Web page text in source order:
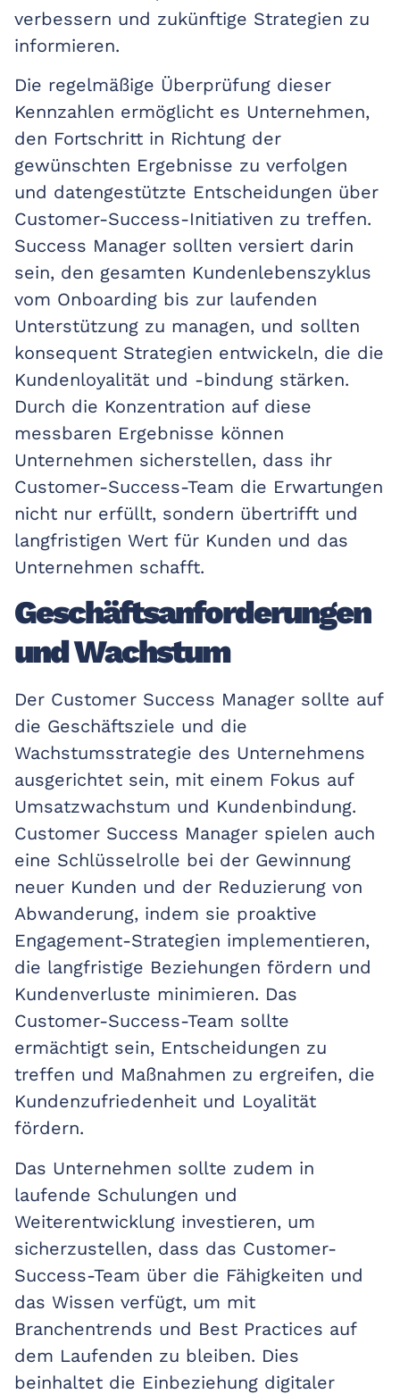
verbessern und zukünftige Strategien zu
informieren.
Die regelmäßige Überprüfung dieser
Kennzahlen ermöglicht es Unternehmen,
den Fortschritt in Richtung der
gewünschten Ergebnisse zu verfolgen
und datengestützte Entscheidungen über
Customer-Success-Initiativen zu treffen.
Success Manager sollten versiert darin
sein, den gesamten Kundenlebenszyklus
vom Onboarding bis zur laufenden
Unterstützung zu managen, und sollten
konsequent Strategien entwickeln, die die
Kundenloyalität und -bindung stärken.
Durch die Konzentration auf diese
messbaren Ergebnisse können
Unternehmen sicherstellen, dass ihr
Customer-Success-Team die Erwartungen
nicht nur erfüllt, sondern übertrifft und
langfristigen Wert für Kunden und das
Unternehmen schafft.
Geschäftsanforderungen
und Wachstum
Der Customer Success Manager sollte auf
die Geschäftsziele und die
Wachstumsstrategie des Unternehmens
ausgerichtet sein, mit einem Fokus auf
Umsatzwachstum und Kundenbindung.
Customer Success Manager spielen auch
eine Schlüsselrolle bei der Gewinnung
neuer Kunden und der Reduzierung von
Abwanderung, indem sie proaktive
Engagement-Strategien implementieren,
die langfristige Beziehungen fördern und
Kundenverluste minimieren. Das
Customer-Success-Team sollte
ermächtigt sein, Entscheidungen zu
treffen und Maßnahmen zu ergreifen, die
Kundenzufriedenheit und Loyalität
fördern.
Das Unternehmen sollte zudem in
laufende Schulungen und
Weiterentwicklung investieren, um
sicherzustellen, dass das Customer-
Success-Team über die Fähigkeiten und
das Wissen verfügt, um mit
Branchentrends und Best Practices auf
dem Laufenden zu bleiben. Dies
beinhaltet die Einbeziehung digitaler